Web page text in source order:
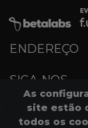
ENDEREÇO
SIGA-NOS
MENU
As
site estão
todos os